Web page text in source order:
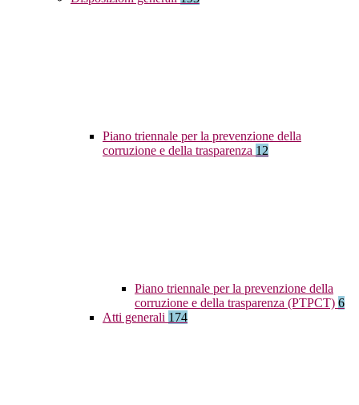
Piano triennale per la prevenzione della
corruzione e della trasparenza 12
Piano triennale per la prevenzione della
corruzione e della trasparenza (PTPCT) 6
Atti generali 174